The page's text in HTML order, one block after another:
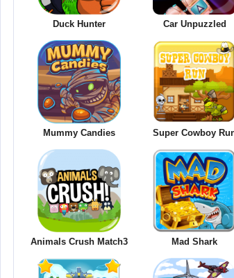
Duck Hunter Car Unpuzzled
Mummy Candies Super Cowboy
Animals Crush Match3 Mad Shark